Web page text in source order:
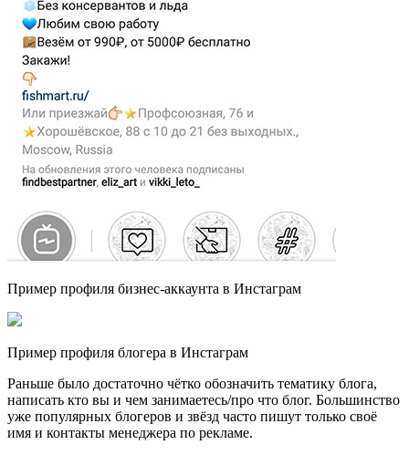
Пример профиля бизнес-аккаунта в Инстаграм
Пример профиля блогера в Инстаграм
Раньше было достаточно чётко обозначить тематику блога,
написать кто вы и чем занимаетесь/про что блог. Большинство
уже популярных блогеров и звёзд часто пишут только своё
имя и контакты менеджера по рекламе.